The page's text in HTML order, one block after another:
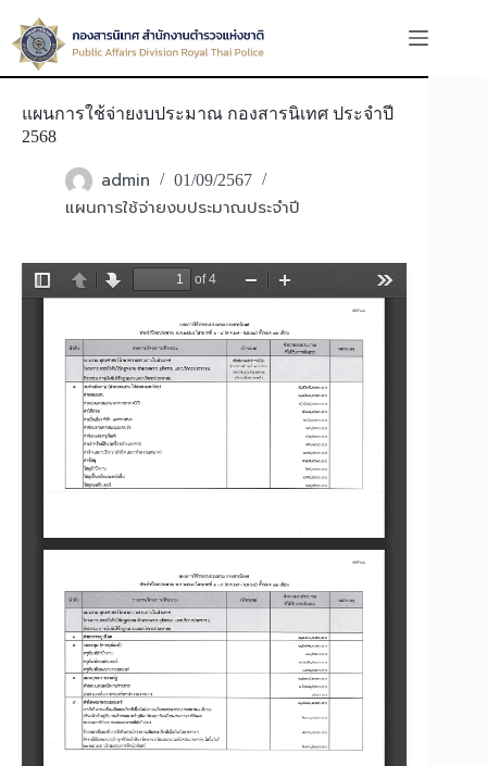
to
content
แผนการใช้จ่ายงบประมาณ กองสารนิเทศ ประจำปี
2568
admin 01/09/2567
แผนการใช้จ่ายงบประมาณประจำปี